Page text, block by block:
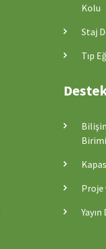
Kolu
Staj
Tıp
Birimi
Proje